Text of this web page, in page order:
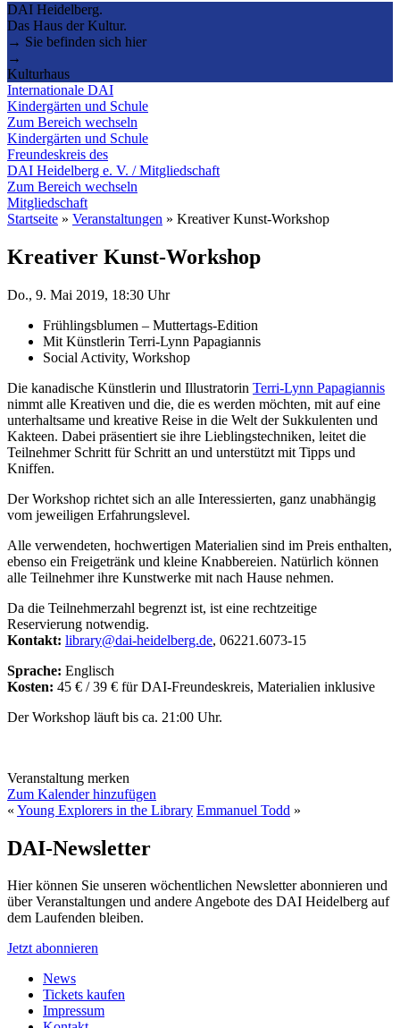
DAI Heidelberg.
Das Haus der Kultur.
→ Sie befinden sich hier
→
Kulturhaus
Internationale DAI
Kindergärten und Schule
Zum Bereich wechseln
Kindergärten und Schule
Freundeskreis des
DAI Heidelberg e. V. / Mitgliedschaft
Zum Bereich wechseln
Mitgliedschaft
Startseite » Veranstaltungen » Kreativer Kunst-Workshop
Kreativer Kunst-Workshop
Do., 9. Mai 2019, 18:30 Uhr
Frühlingsblumen – Muttertags-Edition
Mit Künstlerin Terri-Lynn Papagiannis
Social Activity, Workshop
Die kanadische Künstlerin und Illustratorin Terri-Lynn Papagiannis
nimmt alle Kreativen und die, die es werden möchten, mit auf eine
unterhaltsame und kreative Reise in die Welt der Sukkulenten und
Kakteen. Dabei präsentiert sie ihre Lieblingstechniken, leitet die
Teilnehmer Schritt für Schritt an und unterstützt mit Tipps und
Kniffen.
Der Workshop richtet sich an alle Interessierten, ganz unabhängig
vom jeweiligen Erfahrungslevel.
Alle verwendeten, hochwertigen Materialien sind im Preis enthalten,
ebenso ein Freigetränk und kleine Knabbereien. Natürlich können
alle Teilnehmer ihre Kunstwerke mit nach Hause nehmen.
Da die Teilnehmerzahl begrenzt ist, ist eine rechtzeitige
Reservierung notwendig.
Kontakt: library@dai-heidelberg.de, 06221.6073-15
Sprache: Englisch
Kosten: 45 € / 39 € für DAI-Freundeskreis, Materialien inklusive
Der Workshop läuft bis ca. 21:00 Uhr.
Veranstaltung merken
Zum Kalender hinzufügen
« Young Explorers in the Library Emmanuel Todd »
DAI-Newsletter
Hier können Sie unseren wöchentlichen Newsletter abonnieren und
über Veranstaltungen und andere Angebote des DAI Heidelberg auf
dem Laufenden bleiben.
Jetzt abonnieren
News
Tickets kaufen
Impressum